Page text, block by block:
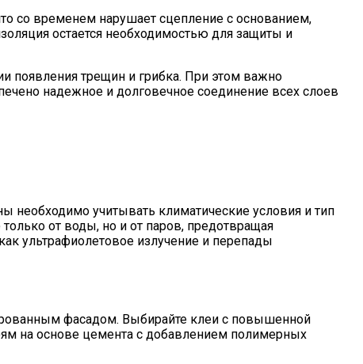
со временем нарушает сцепление с основанием,
остается необходимостью для защиты и
появления трещин и грибка. При этом важно
надежное и долговечное соединение всех слоев
учитывать климатические условия и тип
от воды, но и от паров, предотвращая
ультрафиолетовое излучение и перепады
фасадом. Выбирайте клеи с повышенной
на основе цемента с добавлением полимерных